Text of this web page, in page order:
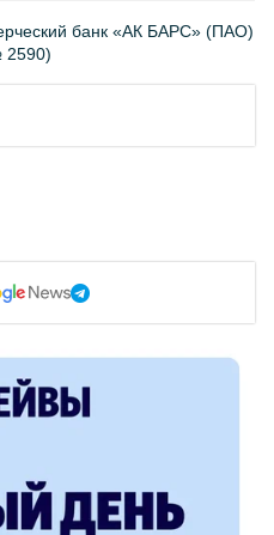
банк «АК БАРС» (ПАО)